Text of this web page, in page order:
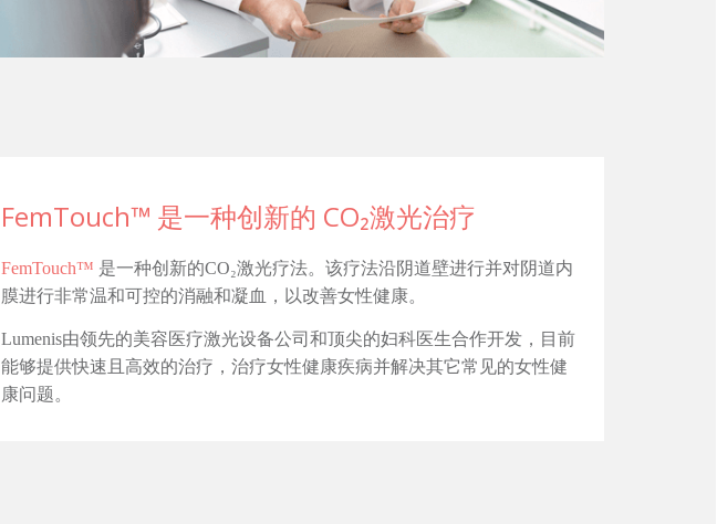
FemTouch™ 是一种创新的 CO₂激光治疗
FemTouch™ 是一种创新的CO₂激光疗法。该疗法沿阴道壁进行并对阴道内
膜进行非常温和可控的消融和凝血，以改善女性健康。
Lumenis由领先的美容医疗激光设备公司和顶尖的妇科医生合作开发，目前
能够提供快速且高效的治疗，治疗女性健康疾病并解决其它常见的女性健
康问题。